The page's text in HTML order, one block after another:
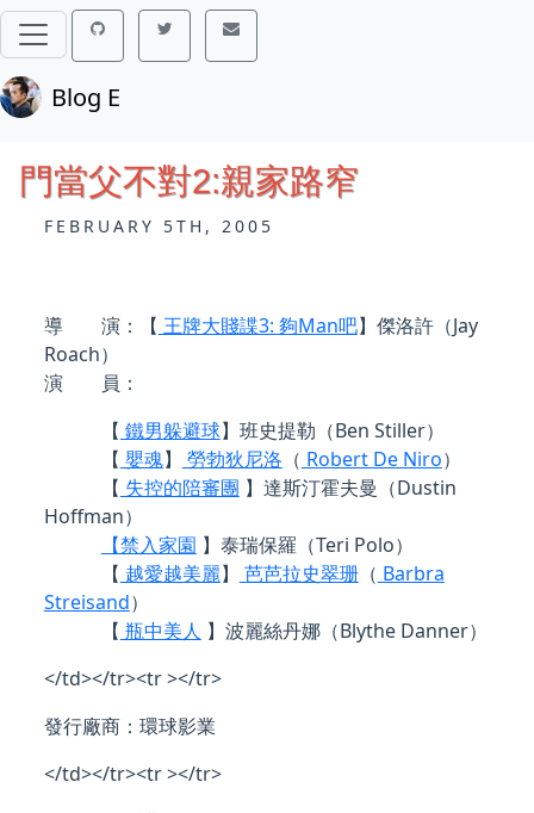
Blog E
門當父不對2:親家路窄
FEBRUARY 5TH, 2005
導 演：【 王牌大賤諜3: 夠Man吧】傑洛許（Jay
Roach）
演 員：
【 鐵男躲避球】班史提勒（Ben Stiller）
【 嬰魂】 勞勃狄尼洛 （ Robert De Niro）
【 失控的陪審團 】達斯汀霍夫曼（Dustin
Hoffman）
【禁入家園 】泰瑞保羅（Teri Polo）
【 越愛越美麗】 芭芭拉史翠珊（ Barbra
Streisand）
【 瓶中美人 】波麗絲丹娜（Blythe Danner）
</td></tr><tr ></tr>
發行廠商：環球影業
</td></tr><tr ></tr>